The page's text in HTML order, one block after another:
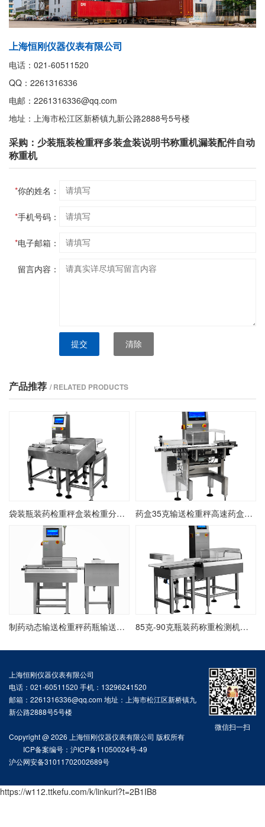
上海恒刚仪器仪表有限公司
电话：021-60511520
QQ：2261316336
电邮：2261316336@qq.com
地址：上海市松江区新桥镇九新公路2888号5号楼
采购：少装瓶装检重秤多装盒装说明书称重机漏装配件自动
称重机
*你的姓名：
*手机号码：
*电子邮箱：
留言内容：
提交 清除
产品推荐 / RELATED PRODUCTS
袋装瓶装药检重秤盒装检重分选剔除秤动态称重制药检测分选秤 药盒35克输送检重秤高速药盒瓶装药检重机在线盒装药检重剔除秤
制药动态输送检重秤药瓶输送检重剔除秤在线药瓶检重分选秤 85克-90克瓶装药称重检测机装药后检重剔除秤在线药瓶检重机
微信扫一扫
上海恒刚仪器仪表有限公司
电话：021-60511520 手机：13296241520
邮箱：2261316336@qq.com 地址：上海市松江区新桥镇九
新公路2888号5号楼
Copyright @ 2026 上海恒刚仪器仪表有限公司 版权所有
ICP备案编号：沪ICP备11050024号-49
沪公网安备31011702002689号
https://w112.ttkefu.com/k/linkurl?t=2B1IB8